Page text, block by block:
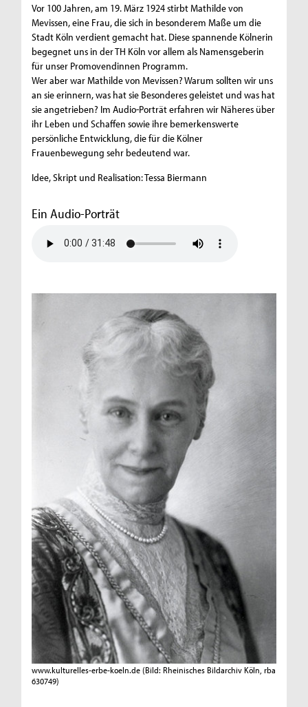
Vor 100 Jahren, am 19. März 1924 stirbt Mathilde von
Mevissen, eine Frau, die sich in besonderem Maße um die
Stadt Köln verdient gemacht hat. Diese spannende Kölnerin
begegnet uns in der TH Köln vor allem als Namensgeberin
für unser Promovendinnen Programm.
Wer aber war Mathilde von Mevissen? Warum sollten wir uns
an sie erinnern, was hat sie Besonderes geleistet und was hat
sie angetrieben? Im Audio-Porträt erfahren wir Näheres über
ihr Leben und Schaffen sowie ihre bemerkenswerte
persönliche Entwicklung, die für die Kölner
Frauenbewegung sehr bedeutend war.
Idee, Skript und Realisation: Tessa Biermann
Ein Audio-Porträt
www.kulturelles-erbe-koeln.de (Bild: Rheinisches Bildarchiv Köln, rba
630749)